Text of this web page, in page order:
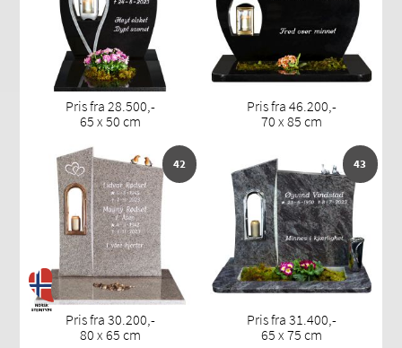
Pris fra 28.500,-
65 x 50 cm
Pris fra 46.200,-
70 x 85 cm
42
Pris fra 30.200,-
80 x 65 cm
43
Pris fra 31.400,-
65 x 75 cm